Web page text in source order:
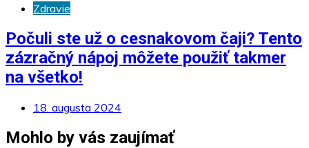
Zdravie
Počuli ste už o cesnakovom čaji? Tento
zázračný nápoj môžete použiť takmer
na všetko!
18. augusta 2024
Mohlo by vás zaujímať